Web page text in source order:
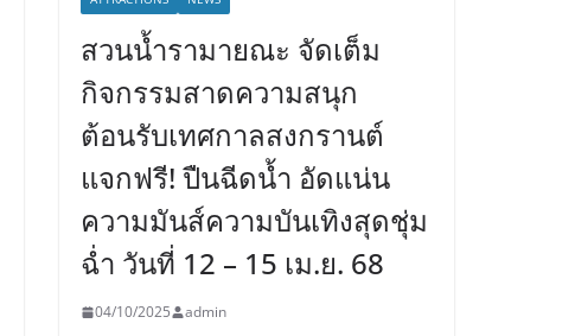
สวนน้ำรามายณะ จัดเต็ม
กิจกรรมสาดความสนุก
ต้อนรับเทศกาลสงกรานต์
แจกฟรี! ปืนฉีดน้ำ อัดแน่น
ความมันส์ความบันเทิงสุดชุ่ม
ฉ่ำ วันที่ 12 – 15 เม.ย. 68
04/10/2025 admin